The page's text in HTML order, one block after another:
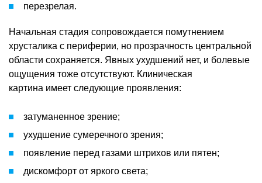
перезрелая.
Начальная стадия сопровождается помутнением
хрусталика с периферии, но прозрачность центральной
области сохраняется. Явных ухудшений нет, и болевые
ощущения тоже отсутствуют. Клиническая
картина имеет следующие проявления:
затуманенное зрение;
ухудшение сумеречного зрения;
появление перед газами штрихов или пятен;
дискомфорт от яркого света;